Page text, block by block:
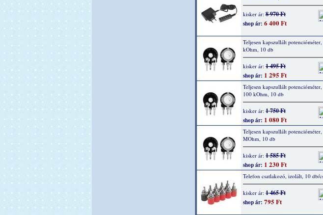
kisker ár: 8 970 Ft
shop ár: 6 400 Ft
Teljesen kapszullált
kOhm, 10 db
kisker ár: 1 495 Ft
shop ár: 1 295 Ft
Teljesen kapszullált potencióméter,
100 kOhm, 10 db
kisker ár: 1 750 Ft
shop ár: 1 080 Ft
Teljesen kapszullált potencióméter,
MOhm, 10 db
kisker ár: 1 585 Ft
shop ár: 1 230 Ft
Telefon csatlakozó, izolált, 10 db/
kisker ár: 1 465 Ft
shop ár: 795 Ft